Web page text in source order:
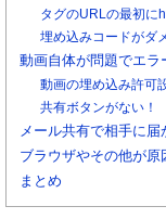
タグのURLの最初に
埋め込みコードがダ
動画自体が問題でエ
動画の埋め込み許可
共有ボタンがない！
メール共有で相手に
ブラウザやその他が
まとめ